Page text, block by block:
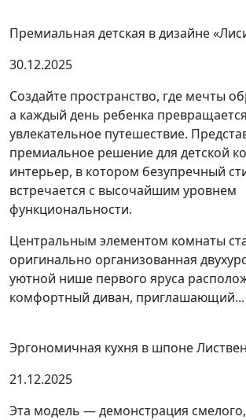
Премиальная детская в дизайне
30.12.2025
Создайте пространство, где мечты
а каждый день ребенка
увлекательное путешествие.
премиальное решение для детской
интерьер, в котором безупречный
встречается с высочайшим уровнем
функциональности.
Центральным элементом комнаты
оригинально организованная
уютной нише первого яруса
комфортный диван, приглашающий...
Эргономичная кухня в шпоне
21.12.2025
Эта модель — демонстрация